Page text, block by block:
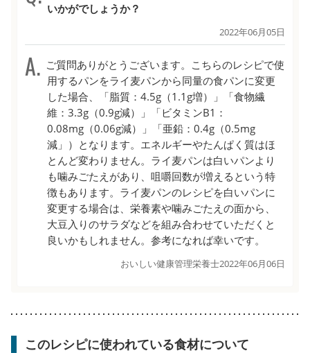
いかがでしょうか？
2022年06月05日
ご質問ありがとうございます。こちらのレシピで使
用するパンをライ麦パンから同量の食パンに変更
した場合、「脂質：4.5g（1.1g増）」「食物繊
維：3.3g（0.9g減）」「ビタミンB1：
0.08mg（0.06g減）」「亜鉛：0.4g（0.5mg
減」）となります。エネルギーやたんぱく質はほ
とんど変わりません。ライ麦パンは白いパンより
も噛みごたえがあり、咀嚼回数が増えるという特
徴もあります。ライ麦パンのレシピを白いパンに
変更する場合は、栄養素や噛みごたえの面から、
大豆入りのサラダなどを組み合わせていただくと
良いかもしれません。参考になれば幸いです。
おいしい健康管理栄養士2022年06月06日
このレシピに使われている食材について